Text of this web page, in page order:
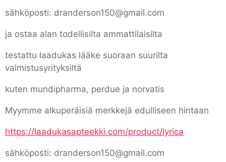
sähköposti: dranderson150@gmail.com
ja ostaa alan todellisilta ammattilaisilta
testattu laadukas lääke suoraan suurilta
valmistusyrityksiltä
kuten mundipharma, perdue ja norvatis
Myymme alkuperäisiä merkkejä edulliseen hintaan
https://laadukasapteekki.com/product/lyrica
sähköposti: dranderson150@gmail.com